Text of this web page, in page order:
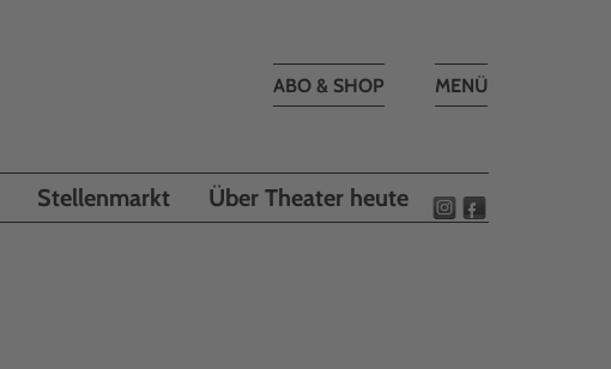
Toggle
MENÜ
ABO & SHOP
Stellenmarkt Über Theater heute